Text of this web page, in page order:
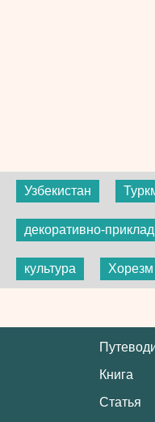
Узбекистан
декоративно-
культура Хорезм
Книга
Статья